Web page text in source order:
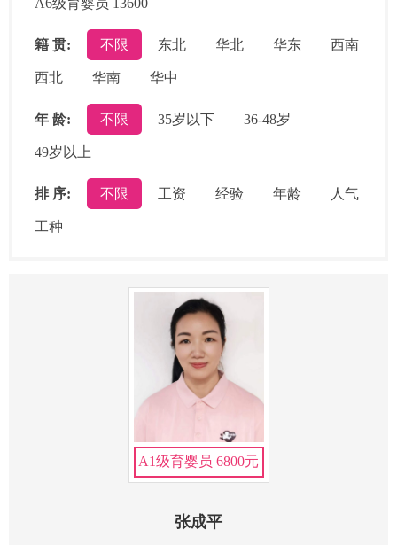
A6级育婴员 13600
籍 贯: 不限 东北 华北 华东 西南
西北 华南 华中
年 龄: 不限 35岁以下 36-48岁
49岁以上
排 序: 不限 工资 经验 年龄 人气
工种
A1级育婴员 6800元
张成平